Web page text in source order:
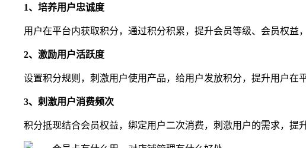
1、培养用户忠诚度
用户在平台内获取积分，通过积分积累，提升会员等级、会员权
2、激励用户活跃度
设置积分规则，刺激用户使用产品，给用户发放积分，提升用户
3、刺激用户消费频次
积分抵现结合会员权益，绑定用户二次消费，刺激用户的需求，提